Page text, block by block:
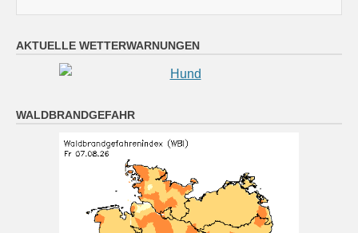
klar, Abkühlung auf 14 bis 9 Grad.
7 August 2026
[...]
München (7.8. 16:00): wolkenlos 27°
7 August 2026
AKTUELLE WETTERWARNUNGEN
WALDBRANDGEFAHR